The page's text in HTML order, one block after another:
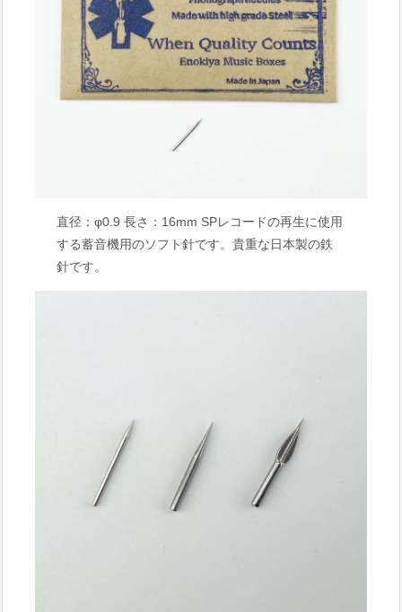
直径：φ0.9 長さ：16mm SPレコードの再生に使用
する蓄音機用のソフト針です。貴重な日本製の鉄
針です。